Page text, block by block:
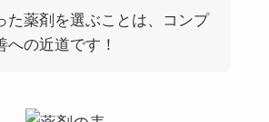
た薬剤を選ぶことは、コンプ
への近道です！